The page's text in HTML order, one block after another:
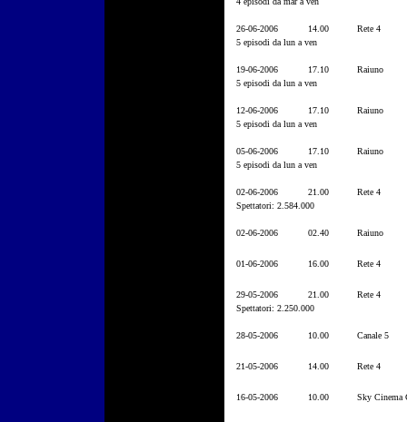
26-06-2006 14.00
Rete 4
5 episodi da lun a ven
19-06-2006 17.10
Raiuno
5 episodi da lun a ven
12-06-2006 17.10
Raiuno
5 episodi da lun a ven
05-06-2006 17.10
Raiuno
5 episodi da lun a ven
02-06-2006 21.00
Rete 4
Spettatori: 2.584.000
02-06-2006 02.40 Raiuno
01-06-2006 16.00 Rete 4
29-05-2006 21.00
Rete 4
Spettatori: 2.250.000
28-05-2006 10.00 Canale 5
21-05-2006 14.00 Rete 4
16-05-2006 10.00 Sky Cinema